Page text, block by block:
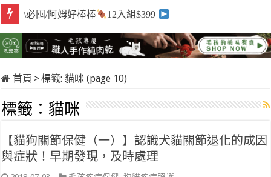
\必囤/阿姆好棒棒 12入組$399
首頁 > 標籤: 貓咪 (page 10)
標籤： 貓咪
【貓狗關節保健（一）】認識犬貓關節退化的成因
與症狀！早期發現，及時處理